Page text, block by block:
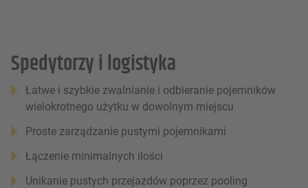
Spedytorzy i logistyka
Łatwe i szybkie zwalnianie i odbieranie pojemników
wielokrotnego użytku w dowolnym miejscu
Proste zarządzanie pustymi pojemnikami
Łączenie minimalnych ilości
Unikanie pustych przejazdów poprzez pooling